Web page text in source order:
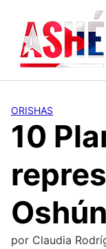
contenido
ORISHAS
10
Oshún
por Claudia